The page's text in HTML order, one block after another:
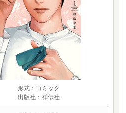
形式：コミック
出版社：祥伝社